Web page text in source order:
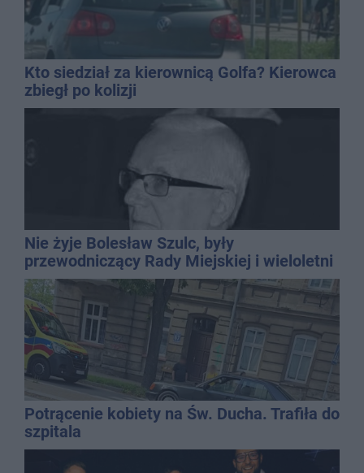
Kto siedział za kierownicą Golfa? Kierowca
zbiegł po kolizji
Nie żyje Bolesław Szulc, były
przewodniczący Rady Miejskiej i wieloletni
dyrektor SP 14
Potrącenie kobiety na Św. Ducha. Trafiła do
szpitala